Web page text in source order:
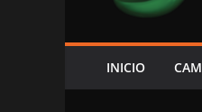
INICIO